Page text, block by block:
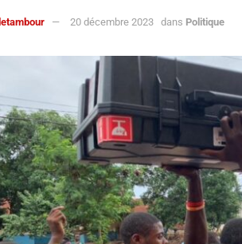
letambour 20 décembre 2023 dans Politique